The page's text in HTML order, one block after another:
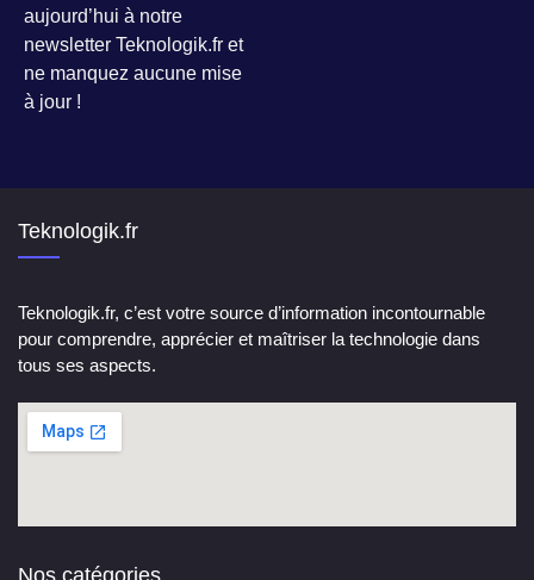
aujourd’hui à notre
newsletter Teknologik.fr et
ne manquez aucune mise
à jour !
Teknologik.fr
Teknologik.fr, c’est votre source d’information incontournable
pour comprendre, apprécier et maîtriser la technologie dans
tous ses aspects.